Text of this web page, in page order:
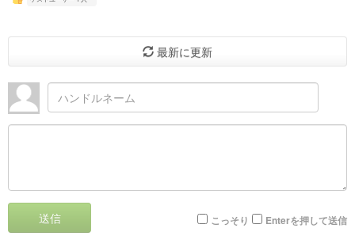
最新に更新
送信 こっそり Enterを押して送信